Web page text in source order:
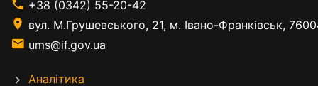
+38 (0342) 55-20-42
вул. М.Грушевського, 21, м. Івано-Франківськ,
ums@if.gov.ua
Аналітика